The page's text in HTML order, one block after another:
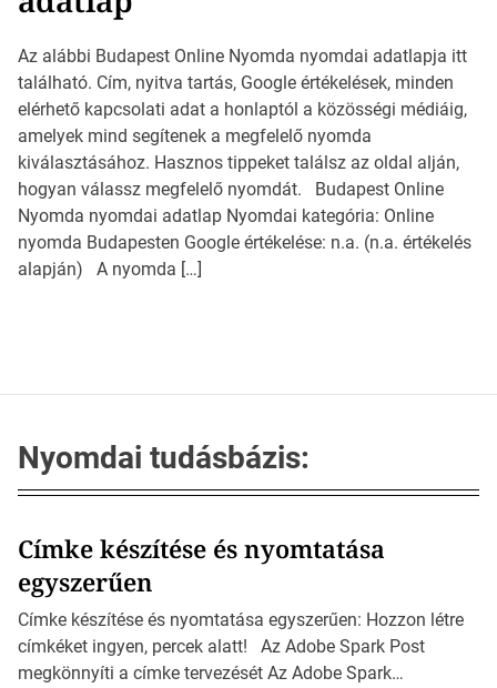
Az alábbi Budapest Online Nyomda nyomdai adatlapja itt
található. Cím, nyitva tartás, Google értékelések, minden
elérhető kapcsolati adat a honlaptól a közösségi médiáig,
amelyek mind segítenek a megfelelő nyomda
kiválasztásához. Hasznos tippeket találsz az oldal alján,
hogyan válassz megfelelő nyomdát. Budapest Online
Nyomda nyomdai adatlap Nyomdai kategória: Online
nyomda Budapesten Google értékelése: n.a. (n.a. értékelés
alapján) A nyomda […]
Nyomdai tudásbázis:
Címke készítése és nyomtatása
egyszerűen
Címke készítése és nyomtatása egyszerűen: Hozzon létre
címkéket ingyen, percek alatt! Az Adobe Spark Post
megkönnyíti a címke tervezését Az Adobe Spark